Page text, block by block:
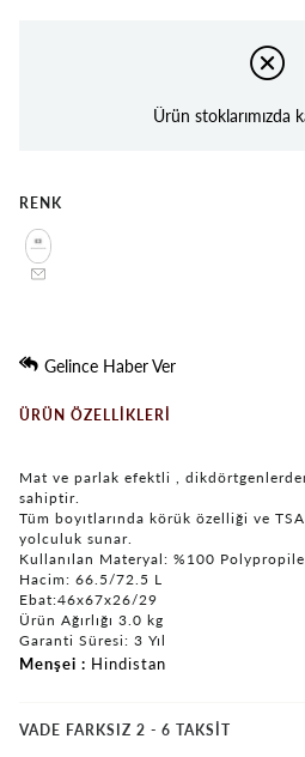
Ürün stoklarımızda
RENK
Gelince Haber Ver
ÜRÜN ÖZELLIKLERI
Mat ve parlak efektli ,
sahiptir.
Tüm boyıtlarında körük özelliği ve
yolculuk sunar.
Kullanılan Materyal: %100
Hacim: 66.5/72.5 L
Ebat:46x67x26/29
Ürün Ağırlığı 3.0 kg
Garanti Süresi: 3 Yıl
Menşei Hindistan
VADE FARKSIZ 2 - 6 TAKSIT